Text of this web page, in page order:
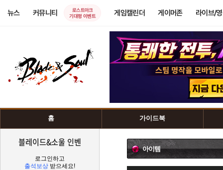
뉴스 커뮤니티
로스트아크
기대평 이벤트
게임캘린더 게이머존 라이브/
홈 가이드북
블레이드&소울 인벤
로그인하고
출석보상 받으세요!
아이템